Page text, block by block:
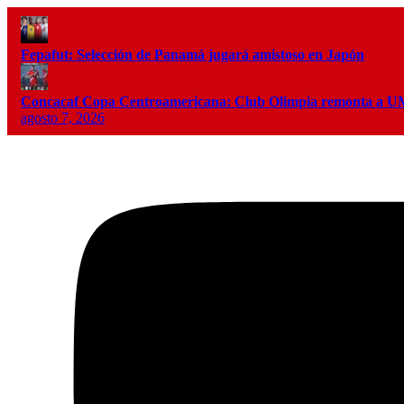
Fepafut: Selección de Panamá jugará amistoso en Japón
Concacaf Copa Centroamericana: Club Olimpia remonta a
agosto 7, 2026